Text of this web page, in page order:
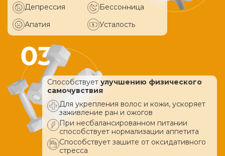
Депрессия
Бессонница
Апатия
Усталость
Способствует улучшению физического
самочувствия
Для укрепления волос и кожи, ускоряет
заживление ран и ожогов
При несбалансированном питании
способствует нормализации аппетита
Способствует зашите от оксидативного
стресса